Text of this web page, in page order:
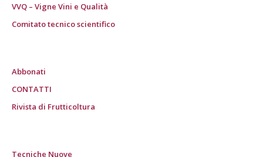
VVQ – Vigne Vini e Qualità
Comitato tecnico scientifico
Abbonati
CONTATTI
Rivista di Frutticoltura
Tecniche Nuove